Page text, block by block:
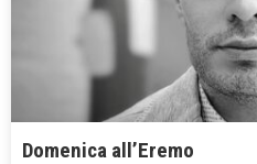
Domenica all’Eremo